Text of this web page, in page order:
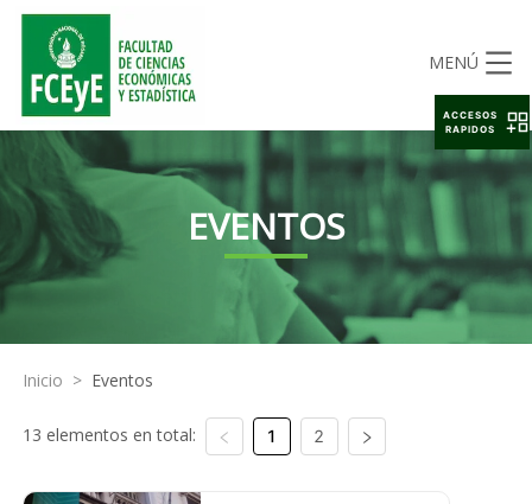
MENÚ
EVENTOS
Inicio > Eventos
13 elementos en total: 1 2
ACCESOS
RAPIDOS